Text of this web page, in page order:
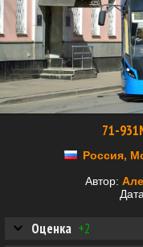
71-
Россия,
Автор:
Оценка +2